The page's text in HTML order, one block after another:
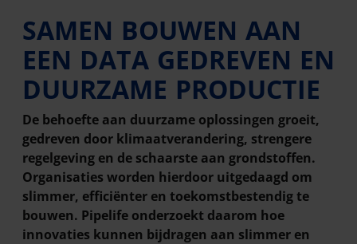
SAMEN BOUWEN AAN
EEN DATA GEDREVEN EN
DUURZAME PRODUCTIE
De behoefte aan duurzame oplossingen groeit,
gedreven door klimaatverandering, strengere
regelgeving en de schaarste aan grondstoffen.
Organisaties worden hierdoor uitgedaagd om
slimmer, efficiënter en toekomstbestendig te
bouwen. Pipelife onderzoekt daarom hoe
innovaties kunnen bijdragen aan slimmer en